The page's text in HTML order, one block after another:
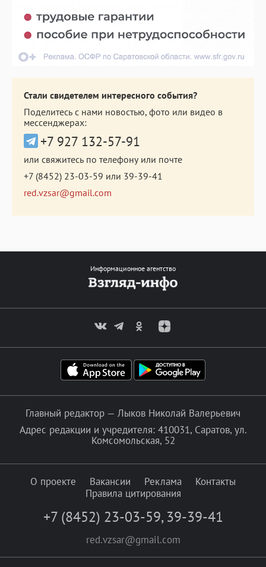
Стали свидетелем интересного события?
Поделитесь с нами новостью, фото или видео в
мессенджерах:
+7 927 132-57-91
или свяжитесь по телефону или почте
+7 (8452) 23-03-59 или 39-39-41
red.vzsar@gmail.com
Информационное агентство
Главный редактор — Лыков Николай Валерьевич
Адрес редакции и учредителя: 410031, Саратов, ул.
Комсомольская, 52
О проекте Вакансии Реклама
Контакты
Правила цитирования
+7 (8452) 23-03-59, 39-39-41
red.vzsar@gmail.com